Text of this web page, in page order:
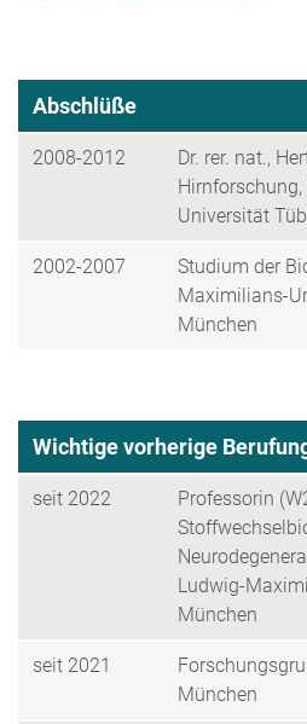
Abschlüße
2008-2012
Dr. rer. nat.,
Universität
2002-2007
Studium der
Maximilians-
München
Wichtige vorherige
seit 2022 Professorin
Ludwig-
München
seit 2021
München